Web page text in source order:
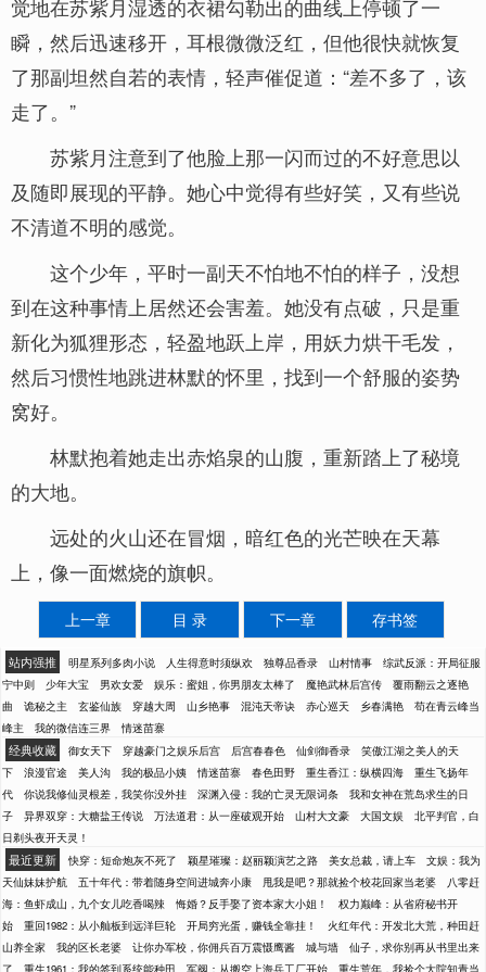
觉地在苏紫月湿透的衣裙勾勒出的曲线上停顿了一
瞬，然后迅速移开，耳根微微泛红，但他很快就恢复
了那副坦然自若的表情，轻声催促道：“差不多了，该
走了。”
苏紫月注意到了他脸上那一闪而过的不好意思以
及随即展现的平静。她心中觉得有些好笑，又有些说
不清道不明的感觉。
这个少年，平时一副天不怕地不怕的样子，没想
到在这种事情上居然还会害羞。她没有点破，只是重
新化为狐狸形态，轻盈地跃上岸，用妖力烘干毛发，
然后习惯性地跳进林默的怀里，找到一个舒服的姿势
窝好。
林默抱着她走出赤焰泉的山腹，重新踏上了秘境
的大地。
远处的火山还在冒烟，暗红色的光芒映在天幕
上，像一面燃烧的旗帜。
上一章 目 录 下一章 存书签
站内强推 明星系列多肉小说 人生得意时须纵欢 独尊品香录 山村情事
综武反派：开局征服
宁中则
少年大宝 男欢女爱 娱乐：蜜姐，你男朋友太棒了 魔艳武林后宫传
覆雨翻云之逐艳
曲
诡秘之主 玄鉴仙族 穿越大周 山乡艳事 混沌天帝诀 赤心巡天 乡春满艳
苟在青云峰当
峰主
我的微信连三界 情迷苗寨
经典收藏 御女天下 穿越豪门之娱乐后宫 后宫春春色 仙剑御香录
笑傲江湖之美人的天
下
浪漫官途 美人沟 我的极品小姨 情迷苗寨 春色田野 重生香江：纵横四海
重生飞扬年
代
你说我修仙灵根差，我笑你没外挂 深渊入侵：我的亡灵无限词条
我和女神在荒岛求生的日
子
异界双穿：大糖盐王传说 万法道君：从一座破观开始 山村大文豪 大国文娱
北平判官，白
日剃头夜开天灵！
最近更新 快穿：短命炮灰不死了 颖星璀璨：赵丽颖演艺之路 美女总裁，请上车
文娱：我为
天仙妹妹护航
五十年代：带着随身空间进城奔小康 甩我是吧？那就捡个校花回家当老婆
八零赶
海：鱼虾成山，九个女儿吃香喝辣
悔婚？反手娶了资本家大小姐！
权力巅峰：从省府秘书开
始
重回1982：从小舢板到远洋巨轮 开局穷光蛋，赚钱全靠挂！
火红年代：开发北大荒，种田赶
山养全家
我的区长老婆 让你办军校，你佣兵百万震慑鹰酱 城与墙
仙子，求你别再从书里出来
了
重生1961：我的签到系统能种田 军阀：从搬空上海兵工厂开始 重生荒年，我捡个大院知青当